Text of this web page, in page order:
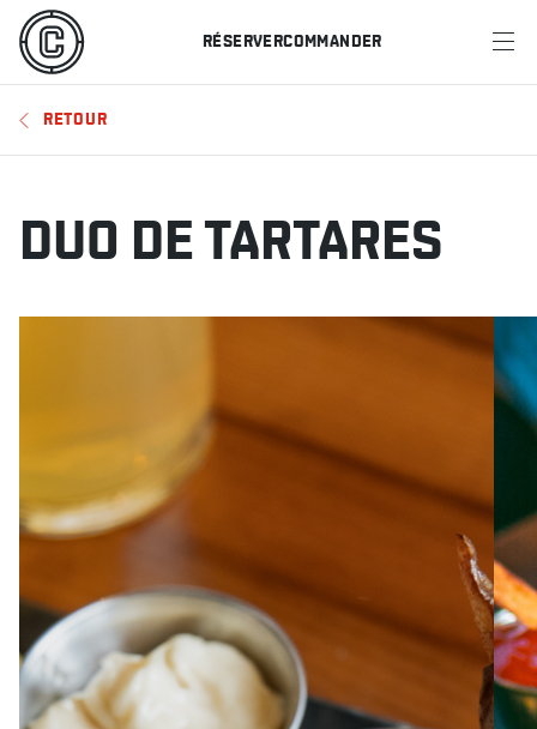
RÉSERVERCOMMANDER
MENU
RESTAURANTS
OFFRES ET PROMOTIONS
RÉSERVER
À PROPOS EMPLOIS EN ÉPICERIE BOUTIQUE
TRAITEUR ÉVÉNEMENTIEL NOUS JOINDRE
DONNER VOTRE OPINION
RETOUR
DUO DE TARTARES